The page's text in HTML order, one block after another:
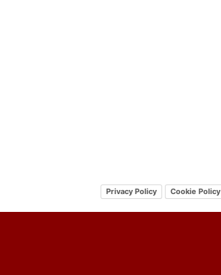
Privacy Policy Cookie Policy